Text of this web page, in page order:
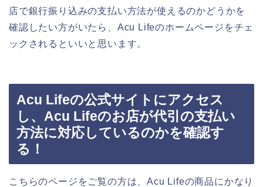
店で銀行振り込みの支払い方法が使えるのかどうかを
確認したい方がいたら、Acu Lifeのホームページをチェ
ックされるといいと思います。
Acu Lifeの公式サイトにアクセス
し、Acu Lifeのお店が代引の支払い
方法に対応しているのかを確認す
る！
こちらのページをご覧の方は、Acu Lifeの商品にかなり